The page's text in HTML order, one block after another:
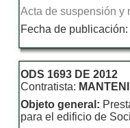
Acta de suspensión y
Fecha de
ODS 1693 DE 2012
Contratista:
Objeto general:
para el edificio de